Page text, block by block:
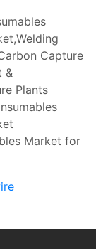
Capture
&
Plants
Market for